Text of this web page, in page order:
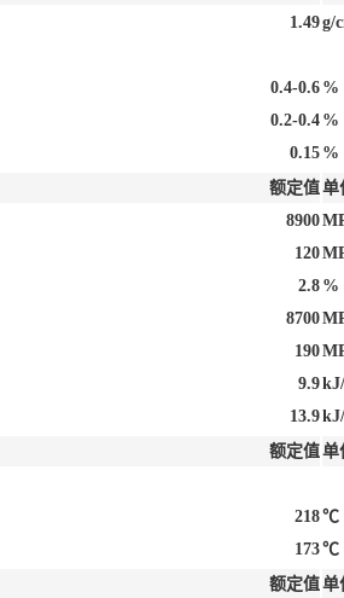
1.49g/
0.4-0.6 %
0.2-0.4 %
0.15 %
额定值单
8900
120
2.8 %
8700
190
9.9
13.9
额定值单
218℃
173℃
额定值单